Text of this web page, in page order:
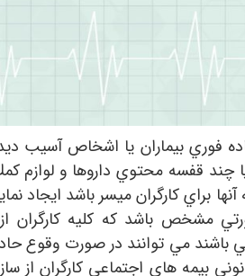
فوري بيماران يا اشخاص
قفسه محتوي داروها و لوازم
براي كارگران ميسر باشد ايجاد
مشخص باشد كه كليه كارگران
باشند مي توانند در صورت وقوع
كمك هاي اوليه را طبق ماده 85- لايحه قانوني بيمه هاي